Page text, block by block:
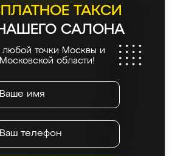
ТАКСИ
САЛОНА
любой точки Москвы и
Московской области!